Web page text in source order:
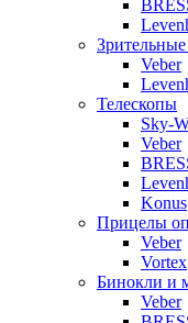
Veber
Телескопы
Sky-
Veber
Konus
Прицелы
Veber
Vortex
Бинокли и
Veber